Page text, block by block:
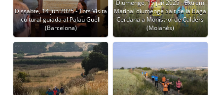
Dissabte, 14 jun 2025 - Tots Visita
cultural guiada al Palau Güell
(Barcelona)
Diumenge, 15 jun 2025 - Extrem
Matinal diumenge Salt de la Baga
Cerdana a Monistrol de Calders
(Moianès)